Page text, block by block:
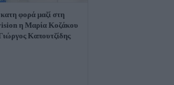
φορά μαζί στη
η Μαρία Κοζάκου
Καπουτζίδης